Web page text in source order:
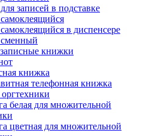
записей в подставке
в диспенсере
книжки
книжка
телефонная книжка
белая для множительной
цветная для множительной